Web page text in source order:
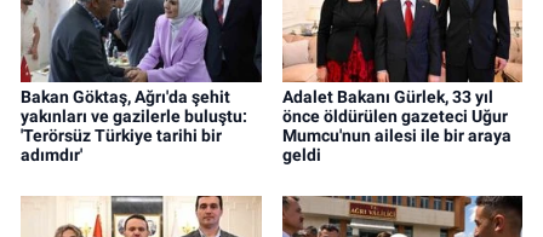
Bakan Göktaş, Ağrı'da şehit
yakınları ve gazilerle buluştu:
'Terörsüz Türkiye tarihi bir
adımdır'
Adalet Bakanı Gürlek, 33 yıl
önce öldürülen gazeteci Uğur
Mumcu'nun ailesi ile bir araya
geldi